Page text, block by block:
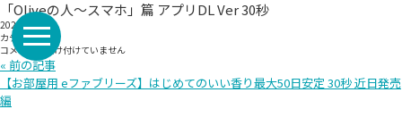
「Oliveの人〜スマホ」篇 アプリDL Ver 30秒
2024/4/4
カテゴリー:
「Olive
の
人〜
ス
マ
ホ」
コメントを受け付けていません
« 前の記事
【お部屋用 eファブリーズ】はじめてのいい香り最大50日安定 30秒 近日発売
編